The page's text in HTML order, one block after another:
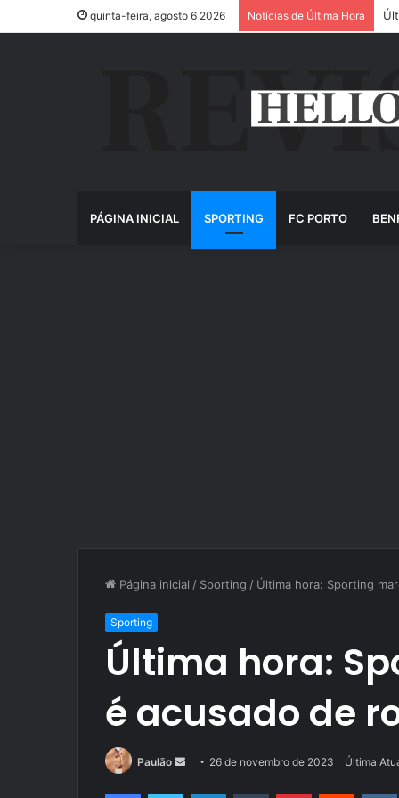
quinta-feira, agosto 6 2026 Notícias de Última Hora
PÁGINA INICIAL SPORTING FC PORTO
Página inicial / Sporting / Última hora: Sporting
Sporting
Última hora:
é acusado de
Paulão
Mande26 de novembro de 2023 Última
FacebookTwitter LinkedinTumblr PinterestReddit